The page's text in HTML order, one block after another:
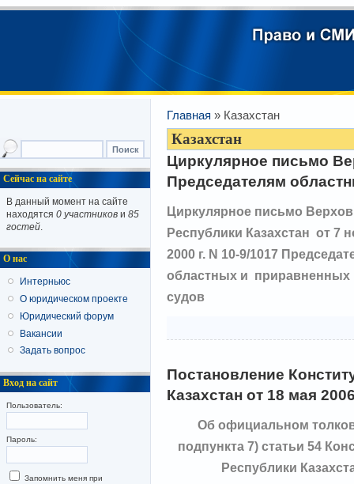
Главная » Казахстан
Казахстан
Циркулярное письмо
Председателям
Циркулярное письмо
Республики Казахстан от 7
2000 г. N 10-9/1017
областных и приравненных
судов
Постановление
Казахстан от 18 мая
Об официальном
подпункта 7) статьи 54
Республики
Сейчас на сайте
В данный момент на сайте
находятся 0 участников и 85
гостей
О нас
Интерньюс
О юридическом проекте
Юридический форум
Вакансии
Задать вопрос
Вход на сайт
Пользователь:
Пароль:
Запомнить меня при